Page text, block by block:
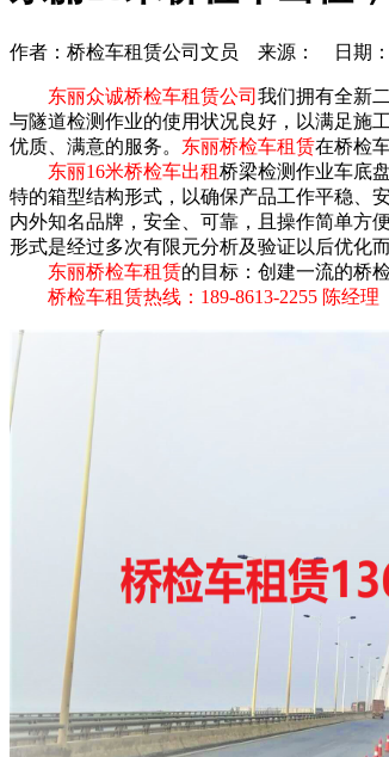
作者：桥检车租赁公司文员 来源： 日期：
东丽众诚桥检车租赁公司 我们拥有全新
与隧道检测作业的使用状况良好，以满足施
优质、满意的服务。 东丽桥检车租赁在桥检
东丽16米桥检车出租桥梁检测作业车底
特的箱型结构形式，以确保产品工作平稳、
内外知名品牌，安全、可靠，且操作简单方
形式是经过多次有限元分析及验证以后优化
东丽桥检车租赁的目标：创建一流的桥
桥检车租赁热线：189-8613-2255 陈经理